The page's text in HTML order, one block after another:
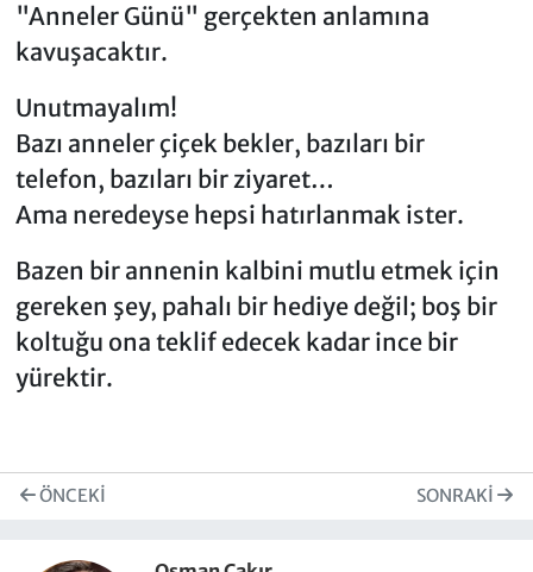
"Anneler Günü" gerçekten anlamına
kavuşacaktır.
Unutmayalım!
Bazı anneler çiçek bekler, bazıları bir
telefon, bazıları bir ziyaret…
Ama neredeyse hepsi hatırlanmak ister.
Bazen bir annenin kalbini mutlu etmek için
gereken şey, pahalı bir hediye değil; boş bir
koltuğu ona teklif edecek kadar ince bir
yürektir.
ÖNCEKI SONRAKI